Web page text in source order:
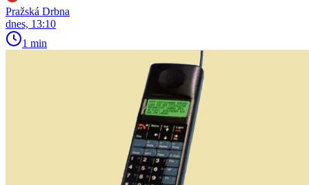
Pražská Drbna
dnes, 13:10
1 min